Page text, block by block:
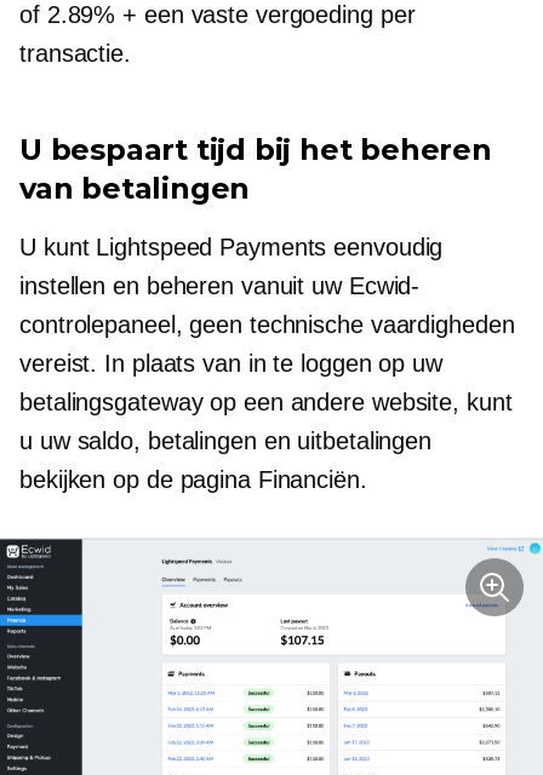
of 2.89% + een vaste vergoeding per
transactie.
U bespaart tijd bij het beheren
van betalingen
U kunt Lightspeed Payments eenvoudig
instellen en beheren vanuit uw Ecwid-
controlepaneel, geen technische vaardigheden
vereist. In plaats van in te loggen op uw
betalingsgateway op een andere website, kunt
u uw saldo, betalingen en uitbetalingen
bekijken op de pagina Financiën.